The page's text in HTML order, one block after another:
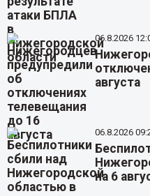
06.8.2026
августа
06.8.2026
на 6